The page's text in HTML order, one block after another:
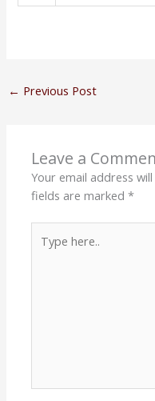
← Previous Post
Leave a
Your email address
fields are marked*
here..